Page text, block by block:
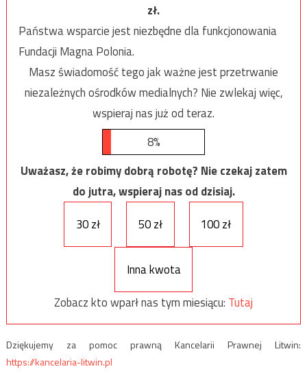
zł.
Państwa wsparcie jest niezbędne dla funkcjonowania
Fundacji Magna Polonia.
Masz świadomość tego jak ważne jest przetrwanie
niezależnych ośrodków medialnych? Nie zwlekaj więc,
wspieraj nas już od teraz.
8%
Uważasz, że robimy dobrą robotę? Nie czekaj zatem
do jutra, wspieraj nas od dzisiaj.
30 zł
50 zł 100 zł
Inna kwota
Zobacz kto wparł nas tym miesiącu: Tutaj
Dziękujemy za pomoc prawną Kancelarii Prawnej Litwin:
https://kancelaria-litwin.pl